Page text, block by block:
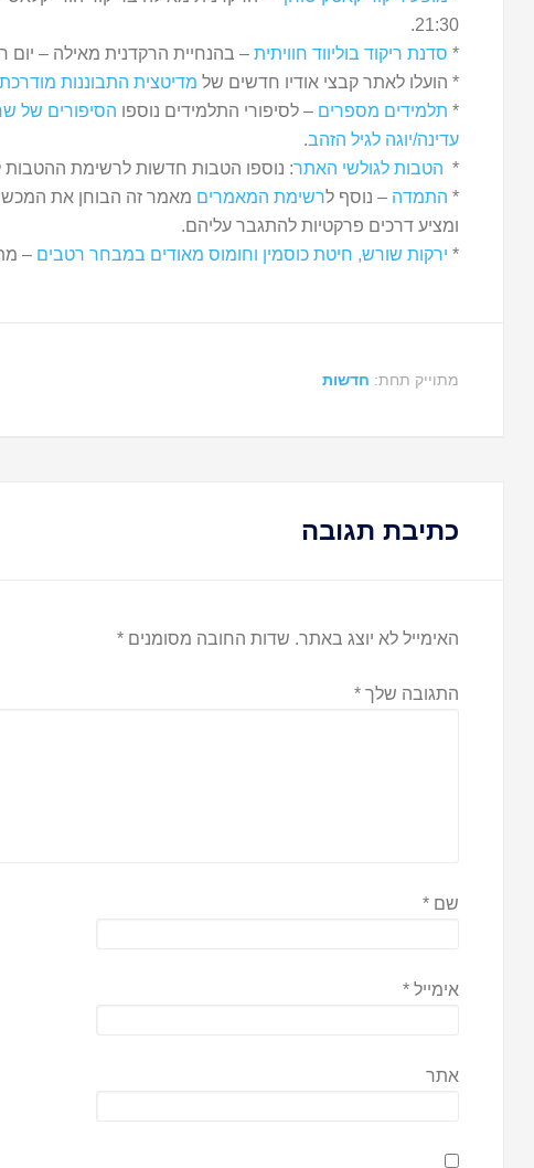
21:30.
* סדנת ריקוד בוליווד חוויתית – בהנחיית הרקדנית מאילה – יום חמישי, 07/04/2011,
* הועלו לאתר קבצי אודיו חדשים של מדיטצית התבוננות מודרכת
* תלמידים מספרים – לסיפורי התלמידים נוספו הסיפורים של
עדינה/יוגה לגיל הזהב.
* הטבות לגולשי האתר: נוספו הטבות חדשות לרשימת ההטבות
* התמדה – נוסף לרשימת המאמרים מאמר זה הבוחן את
ומציע דרכים פרקטיות להתגבר עליהם.
* ירקות שורש, חיטת כוסמין וחומוס מאודים במבחר רטבים –
מתוייק תחת: חדשות
כתיבת תגובה
האימייל לא יוצג באתר. שדות החובה מסומנים *
התגובה שלך *
שם *
אימייל *
אתר